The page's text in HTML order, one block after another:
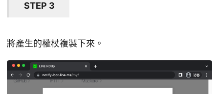
STEP 3
將產生的權杖複製下來。